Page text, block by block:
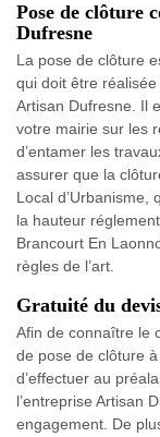
Pose de clôture
Dufresne
La pose de clôture
qui doit être
Artisan Dufresne. Il
votre mairie sur les
d’entamer les
assurer que la
Local d’Urbanisme,
la hauteur
Brancourt En
règles de l’art.
Gratuité du
Afin de connaître le
de pose de clôture
d’effectuer au
l’entreprise Artisan
engagement. De